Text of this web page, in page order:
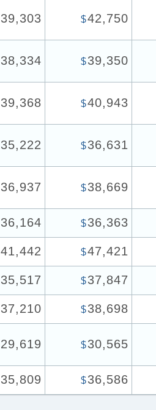
39,303 $42,750
38,334 $39,350
39,368 $40,943
35,222 $36,631
36,937 $38,669
36,164 $36,363
41,442 $47,421
35,517 $37,847
37,210 $38,698
29,619 $30,565
35,809 $36,586